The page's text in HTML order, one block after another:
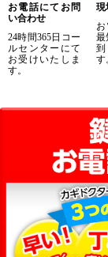
お電話にてお問
い合わせ
24時間365日コー
ルセンターにて
お受けいたしま
す。
現
最
す